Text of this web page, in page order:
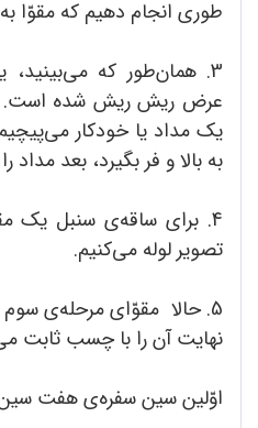
طوری انجام دهیم که مقوّا
3. همان‌طور که
عرض ریش ریش شده است.
یک مداد یا خودکار
به بالا و فر بگیرد، بعد مداد
4. برای ساقه‌ی‌ سنبل یک
تصویر لوله می‌کنیم.
5. حالا مقوّای مرحله‌ی سوم
نهایت آن را با چسب ثابت
اوّلین سین سفره‌ی هفت